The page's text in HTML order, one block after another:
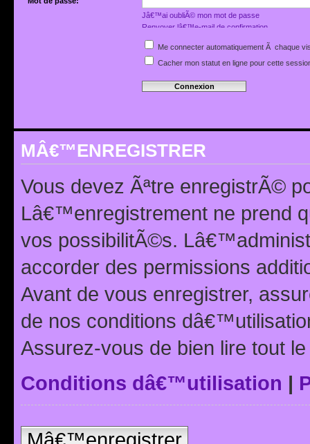
Jâ€™ai oubliÃ© mon mot de passe
Renvoyer lâ€™e-mail de confirmation
Me connecter automatiquement Ã chaque
Cacher mon statut en ligne pour cette
MÂ€™ENREGISTRER
Vous devez Ãªtre enregistrÃ©
Lâ€™enregistrement ne prend
vos possibilitÃ©s.
accorder des permissions
Avant de vous enregistrer,
de nos conditions
Assurez-vous de bien lire tout
Conditions dâ€™utilisation |
Mâ€™enregistrer